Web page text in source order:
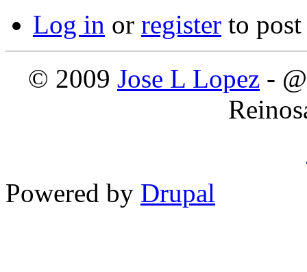
Log in or register to
© 2009 Jose L Lopez -
Powered by Drupal